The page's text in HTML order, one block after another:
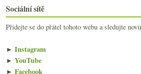
Sociální sítě
Přidejte se do přátel tohoto webu a sledujte
► Instagram
► YouTube
► Facebook